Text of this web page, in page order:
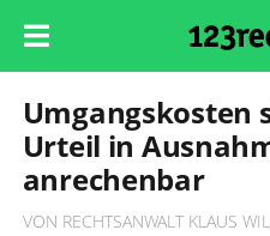
Umgangskosten
Urteil in
anrechenbar
VON RECHTSANWALT KLAUS